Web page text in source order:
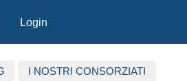
Login
I NOSTRI CONSORZIATI